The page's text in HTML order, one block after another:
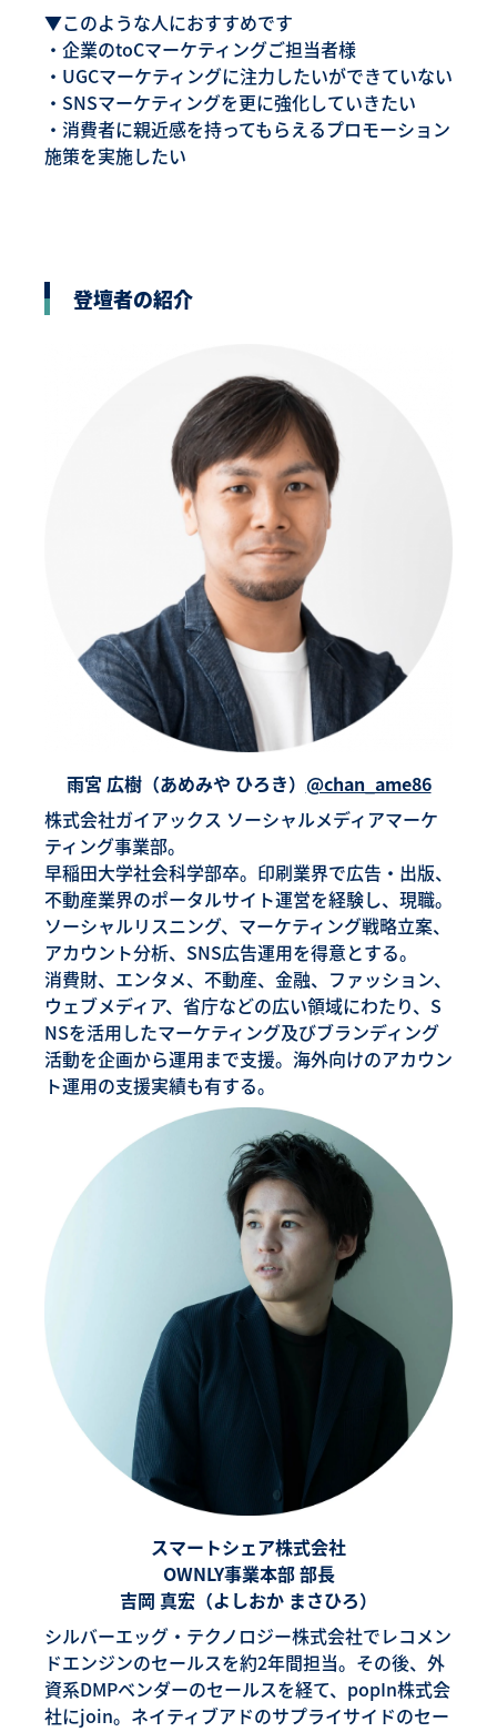
▼このような人におすすめです
・企業のtoCマーケティングご担当者様
・UGCマーケティングに注力したいができていない
・SNSマーケティングを更に強化していきたい
・消費者に親近感を持ってもらえるプロモーション
施策を実施したい
登壇者の紹介
雨宮 広樹（あめみや ひろき） @chan_ame86
株式会社ガイアックス ソーシャルメディアマーケ
ティング事業部。
早稲田大学社会科学部卒。印刷業界で広告・出版、
不動産業界のポータルサイト運営を経験し、現職。
ソーシャルリスニング、マーケティング戦略立案、
アカウント分析、SNS広告運用を得意とする。
消費財、エンタメ、不動産、金融、ファッション、
ウェブメディア、省庁などの広い領域にわたり、S
NSを活用したマーケティング及びブランディング
活動を企画から運用まで支援。海外向けのアカウン
ト運用の支援実績も有する。
スマートシェア株式会社
OWNLY事業本部 部長
吉岡 真宏（よしおか まさひろ）
シルバーエッグ・テクノロジー株式会社でレコメン
ドエンジンのセールスを約2年間担当。その後、外
資系DMPベンダーのセールスを経て、popIn株式会
社にjoin。ネイティブアドのサプライサイドのセー